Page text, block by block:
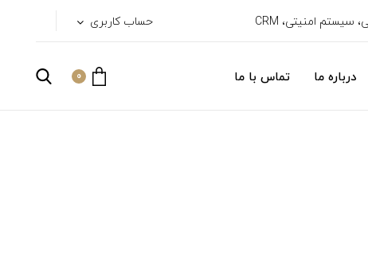
حساب کاربری
درباره ما تماس با ما 0